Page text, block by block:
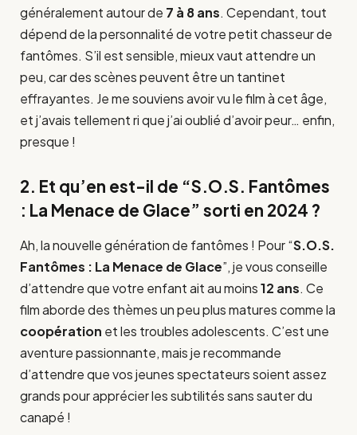
généralement autour de 7 à 8 ans. Cependant, tout
dépend de la personnalité de votre petit chasseur de
fantômes. S’il est sensible, mieux vaut attendre un
peu, car des scènes peuvent être un tantinet
effrayantes. Je me souviens avoir vu le film à cet âge,
et j’avais tellement ri que j’ai oublié d’avoir peur… enfin,
presque !
2. Et qu’en est-il de “S.O.S. Fantômes
: La Menace de Glace” sorti en 2024 ?
Ah, la nouvelle génération de fantômes ! Pour “S.O.S.
Fantômes : La Menace de Glace”, je vous conseille
d’attendre que votre enfant ait au moins12 ans. Ce
film aborde des thèmes un peu plus matures comme la
coopération et les troubles adolescents. C’est une
aventure passionnante, mais je recommande
d’attendre que vos jeunes spectateurs soient assez
grands pour apprécier les subtilités sans sauter du
canapé !